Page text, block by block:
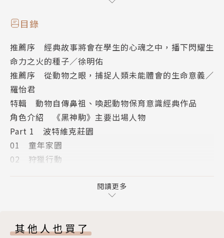
???? 影響世界動物保育制度，動物文學必讀經典
???? BBC大閱讀票選活動（The Big Read）評選「百
???? 全球超過五千萬銷量，世界暢銷少兒文學top 10
???? 多次被改編電影，更於2020年由Disney+重新翻
拍
???? 復刻1894年知名英國藝術家John Beer經典插圖
近130張
曾經，馬是人類主要的交通工具，
但是他們不是機器，他們擁有情感與思想，
會快樂、痛苦，也有屬於自己的生命故事……
之作
目錄
推薦序 經典故事將會在學生的心魂之中，播下閃耀生
命力之火的種子／徐明佑
推薦序 從動物之眼，捕捉人類未能體會的生命意義／
羅怡君
特輯 動物自傳鼻祖、喚起動物保育意識經典作品
角色介紹 《黑神駒》主要出場人物
Part 1 波特維克莊園
01 童年家園
02 狩獵行動
07 辣薑的童年
閱讀更多
其他人也買了